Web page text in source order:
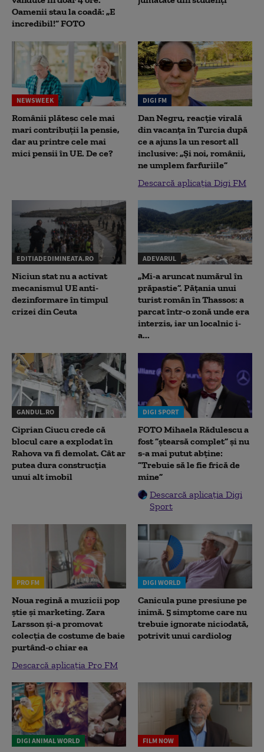
Oamenii stau la coadă: „E
incredibil!” FOTO
NEWSWEEK
Românii plătesc cele mai
mari contribuții la pensie,
dar au printre cele mai
mici pensii în UE. De ce?
DIGI FM
Dan Negru, reacție virală
din vacanța în Turcia după
ce a ajuns la un resort all
inclusive: „Și noi, românii,
ne umplem farfuriile”
Descarcă aplicația Digi FM
EDITIADEDIMINEATA.RO
Niciun stat nu a activat
mecanismul UE anti-
dezinformare în timpul
crizei din Ceuta
ADEVARUL
„Mi-a aruncat numărul în
prăpastie”. Pățania unui
turist român în Thassos: a
parcat într-o zonă unde era
interzis, iar un localnic i-
a...
GANDUL.RO
Ciprian Ciucu crede că
blocul care a explodat în
Rahova va fi demolat. Cât ar
putea dura construcția
unui alt imobil
DIGI SPORT
FOTO Mihaela Rădulescu a
fost ”ștearsă complet” și nu
s-a mai putut abține:
”Trebuie să le fie frică de
mine”
Descarcă aplicația Digi
Sport
PRO FM
Noua regină a muzicii pop
știe și marketing. Zara
Larsson și-a promovat
colecția de costume de baie
purtând-o chiar ea
Descarcă aplicația Pro FM
DIGI WORLD
Canicula pune presiune pe
inimă. 5 simptome care nu
trebuie ignorate niciodată,
potrivit unui cardiolog
DIGI ANIMAL WORLD FILM NOW